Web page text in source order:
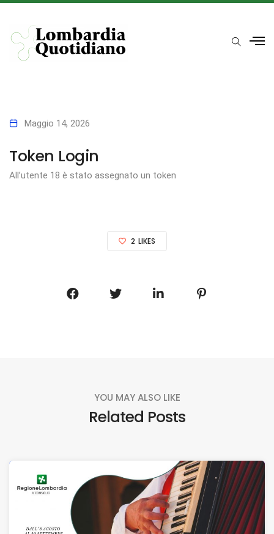
Maggio 14, 2026
Token Login
All’utente 18 è stato assegnato un token
2 LIKES
YOU MAY ALSO LIKE
Related Posts